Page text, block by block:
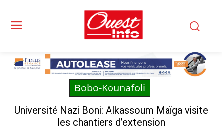
Bobo-Kounafoli
Université Nazi Boni: Alkassoum Maïga visite
les chantiers d’extension